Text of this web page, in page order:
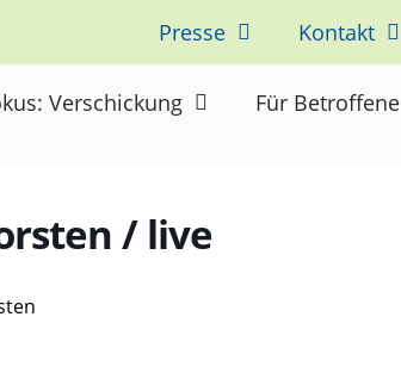
Presse Kontakt
Verschickung Für Betroffene
/ live